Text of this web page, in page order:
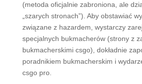
(metoda oficjalnie zabroniona, ale
„szarych stronach”). Aby obstawiać
związane z hazardem, wystarczy
specjalnych bukmacherów (strony z
bukmacherskimi csgo), dokładnie
poradnikiem bukmacherskim i
csgo pro.